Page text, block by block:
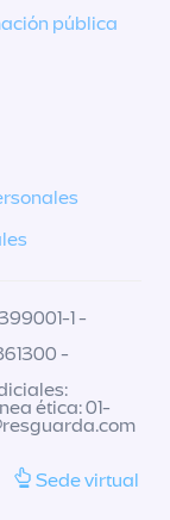
pública
1 -
-
ética: 01-
Sede virtual